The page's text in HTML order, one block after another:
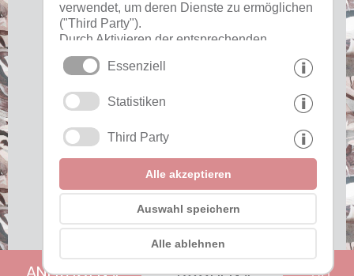
verwendet, um deren Dienste zu ermöglichen
("Third Party").
Durch Aktivieren der entsprechenden
Schaltflächen entscheiden Sie selbst, welche
Cookies zum Einsatz kommen.
"Auswahl speichern" oder "Auswahl
der ausgewählten Cookies erlauben.
Ihre Einwilligung können Sie jederzeit
widerrufen.
Essenziell
Statistiken
Third Party
Alle akzeptieren
Auswahl speichern
Alle ablehnen
Impressum
Datenschutz
Interessante Links
Partner einblenden »
Awards einblenden »